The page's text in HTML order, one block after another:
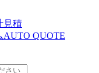
見積
AUTO QUOTE